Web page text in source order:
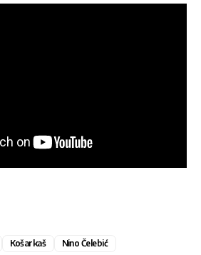
Košarkaš
Nino Čelebić